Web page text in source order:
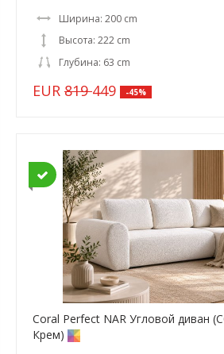
Ширина: 200 cm
Высота: 222 cm
Глубина: 63 cm
EUR 819449 -45%
Coral Perfect NAR Угловой диван
Крем)